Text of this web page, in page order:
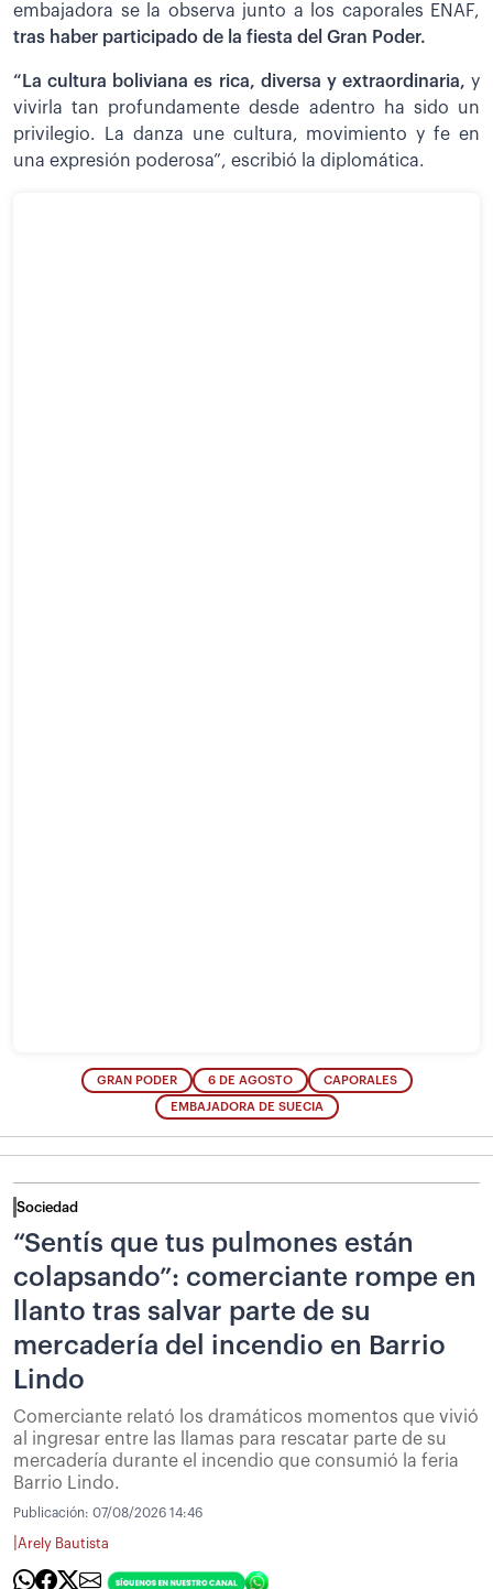
embajadora se la observa junto a los caporales ENAF,
tras haber participado de la fiesta del Gran Poder.
“La cultura boliviana es rica, diversa y extraordinaria, y
vivirla tan profundamente desde adentro ha sido un
privilegio. La danza une cultura, movimiento y fe en
una expresión poderosa”, escribió la diplomática.
GRAN PODER 6 DE AGOSTO CAPORALES
EMBAJADORA DE SUECIA
Sociedad
“Sentís que tus pulmones están
colapsando”: comerciante rompe en
llanto tras salvar parte de su
mercadería del incendio en Barrio
Lindo
Comerciante relató los dramáticos momentos que vivió
al ingresar entre las llamas para rescatar parte de su
mercadería durante el incendio que consumió la feria
Barrio Lindo.
Publicación: 07/08/2026 14:46
Arely Bautista